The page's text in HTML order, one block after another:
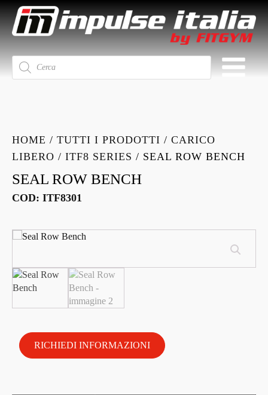
Ricerca
prodotti
HOME / TUTTI I PRODOTTI / CARICO
LIBERO / ITF8 SERIES / SEAL ROW BENCH
SEAL ROW BENCH
COD: ITF8301
RICHIEDI INFORMAZIONI